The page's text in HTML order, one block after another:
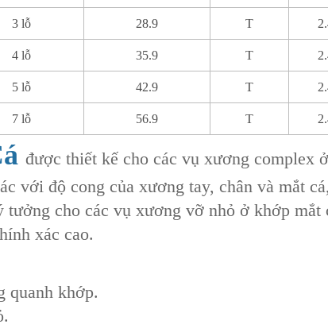
3 lỗ 28.9 T
4 lỗ 35.9 T
5 lỗ 42.9 T
7 lỗ 56.9 T
được thiết kế cho các vụ xương complex
với độ cong của xương tay, chân và mắt
cho các vụ xương vỡ nhỏ ở khớp mắt
xác cao.
quanh khớp‌.